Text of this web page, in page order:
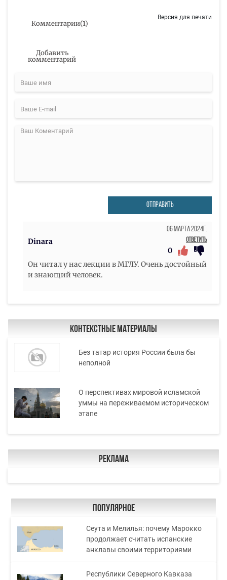
Комментарии(1)
Версия для печати
Добавить
комментарий
ОТПРАВИТЬ
Dinara
06 Марта 2024г.
Ответить
0
Он читал у нас лекции в МГЛУ. Очень достойный
и знающий человек.
Контекстные материалы
Без татар история России была бы
неполной
О перспективах мировой исламской
уммы на переживаемом историческом
этапе
Реклама
Популярное
Сеута и Мелилья: почему Марокко
продолжает считать испанские
анклавы своими территориями
Республики Северного Кавказа